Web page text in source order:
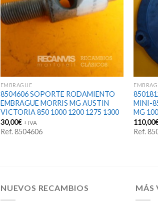
EMBRAGUE
8504606 SOPORTE RODAMIENTO
EMBRAGUE MORRIS MG AUSTIN
VICTORIA 850 1000 1200 1275 1300
30,00€ + IVA
Ref. 8504606
MINI-
MG
110,00
Ref.
NUEVOS RECAMBIOS MÁS